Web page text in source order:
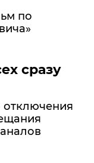
по
сразу
отключения